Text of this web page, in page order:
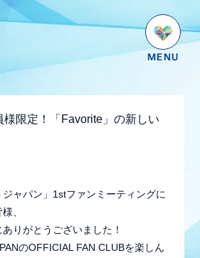
様限定！「Favorite」の新しい
ジャパン」1stファンミーティングに
、
りがとうございました！
のOFFICIAL FAN CLUBを楽しん